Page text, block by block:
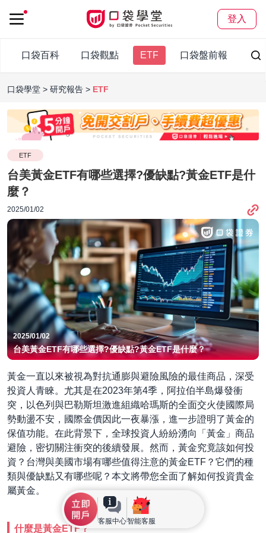
登入
客服中心智能客服
口袋百科 口袋觀點 ETF 口袋盤前報
口袋學堂 研究報告 ETF
ETF
台美黃金ETF有哪些選擇?優缺點?黃金ETF是什
麼？
2025/01/02
2025/01/02
台美黃金ETF有哪些選擇?優缺點?黃金ETF是什麼？
黃金一直以來被視為對抗通膨與避險風險的最佳商品，深受
投資人青睞。尤其是在2023年第4季，阿拉伯半島爆發衝
突，以色列與巴勒斯坦激進組織哈瑪斯的全面交火使國際局
勢動盪不安，國際金價因此一夜暴漲，進一步證明了黃金的
保值功能。在此背景下，全球投資人紛紛湧向「黃金」商品
避險，密切關注衝突的後續發展。然而，黃金究竟該如何投
資？台灣與美國市場有哪些值得注意的黃金ETF？它們的種
類與優缺點又有哪些呢？本文將帶您全面了解如何投資貴金
屬黃金。
什麼是黃金ETF？